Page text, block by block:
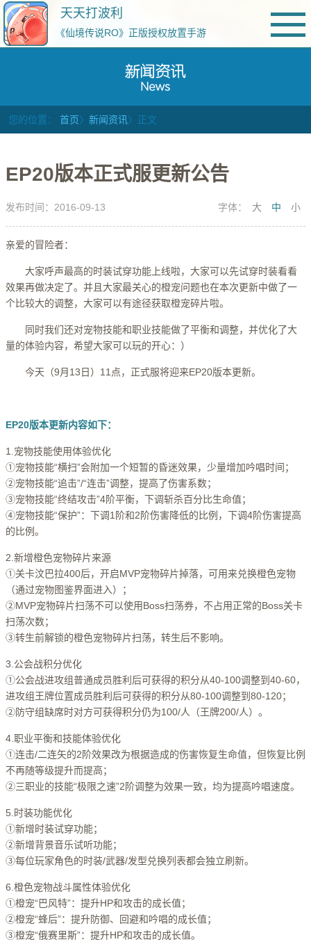
天天打波利
《仙境传说RO》正版授权放置手游
您的位置： 首页〉 新闻资讯 〉正文
EP20版本正式服更新公告
发布时间：2016-09-13 字体： 大 中 小
亲爱的冒险者：
大家呼声最高的时装试穿功能上线啦，大家可以先试穿时装看看
效果再做决定了。并且大家最关心的橙宠问题也在本次更新中做了一
个比较大的调整，大家可以有途径获取橙宠碎片啦。
同时我们还对宠物技能和职业技能做了平衡和调整，并优化了大
量的体验内容，希望大家可以玩的开心：）
今天（9月13日）11点，正式服将迎来EP20版本更新。
EP20版本更新内容如下：
1.宠物技能使用体验优化
①宠物技能“横扫”会附加一个短暂的昏迷效果，少量增加吟唱时间；
②宠物技能“追击”/“连击”调整，提高了伤害系数；
③宠物技能“终结攻击”4阶平衡，下调斩杀百分比生命值；
④宠物技能“保护”：下调1阶和2阶伤害降低的比例，下调4阶伤害提高
的比例。
2.新增橙色宠物碎片来源
①关卡汶巴拉400后，开启MVP宠物碎片掉落，可用来兑换橙色宠物
（通过宠物图鉴界面进入）；
②MVP宠物碎片扫荡不可以使用Boss扫荡券，不占用正常的Boss关卡
扫荡次数；
③转生前解锁的橙色宠物碎片扫荡，转生后不影响。
3.公会战积分优化
①公会战进攻组普通成员胜利后可获得的积分从40-100调整到40-60，
进攻组王牌位置成员胜利后可获得的积分从80-100调整到80-120；
②防守组缺席时对方可获得积分仍为100/人（王牌200/人）。
4.职业平衡和技能体验优化
①连击/二连矢的2阶效果改为根据造成的伤害恢复生命值，但恢复比例
不再随等级提升而提高；
②三职业的技能“极限之速”2阶调整为效果一致，均为提高吟唱速度。
5.时装功能优化
①新增时装试穿功能；
②新增背景音乐试听功能；
③每位玩家角色的时装/武器/发型兑换列表都会独立刷新。
6.橙色宠物战斗属性体验优化
①橙宠“巴风特”：提升HP和攻击的成长值；
②橙宠“蜂后”：提升防御、回避和吟唱的成长值；
③橙宠“俄赛里斯”：提升HP和攻击的成长值。